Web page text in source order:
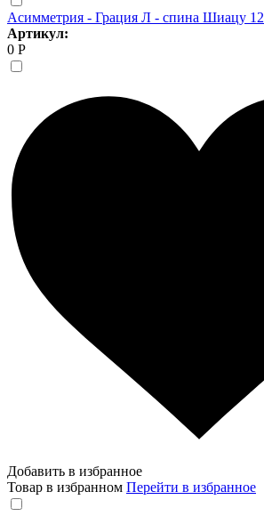
Асимметрия - Грация Л - спина Шиацу 12
Артикул:
0 Р
Добавить в избранное
Товар в избранном Перейти в избранное